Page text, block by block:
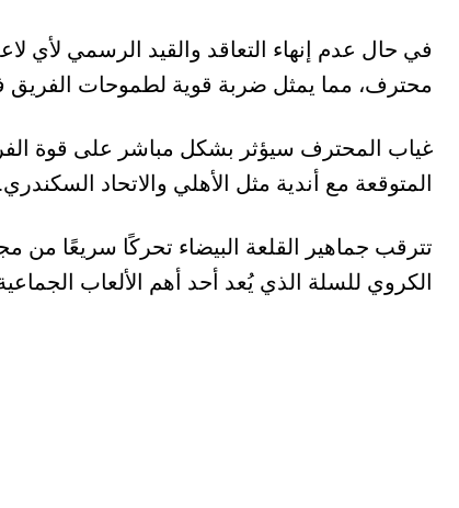
في حال عدم إنهاء التعاقد والقيد الرسمي لأي
محترف، مما يمثل ضربة قوية لطموحات الفريق
غياب المحترف سيؤثر بشكل مباشر على قوة
المتوقعة مع أندية مثل الأهلي والاتحاد السكندري.
تترقب جماهير القلعة البيضاء تحركًا سريعًا من
الكروي للسلة الذي يُعد أحد أهم الألعاب